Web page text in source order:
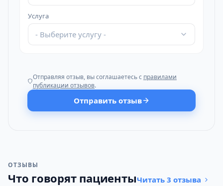
Услуга
- Выберите услугу -
Отправляя отзыв, вы соглашаетесь с правилами
публикации отзывов.
Отправить отзыв
ОТЗЫВЫ
Что говорят пациентыЧитать 3 отзыва